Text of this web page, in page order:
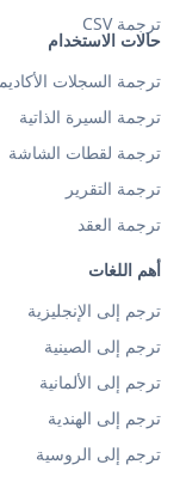
حالات الاستخدام
ترجمة السجلات
ترجمة السيرة الذاتية
ترجمة لقطات الشاشة
ترجمة التقرير
ترجمة العقد
أهم اللغات
ترجم إلى الإنجليزية
ترجم إلى الصينية
ترجم إلى الألمانية
ترجم إلى الهندية
ترجم إلى الروسية
ترجمة CSV